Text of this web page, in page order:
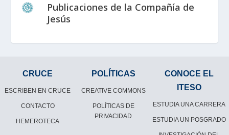
Publicaciones de la Compañía de
Jesús
CRUCE
ESCRIBEN EN CRUCE
CONTACTO
HEMEROTECA
POLÍTICAS
CREATIVE COMMONS
POLÍTICAS DE
PRIVACIDAD
CONOCE EL
ITESO
ESTUDIA UNA CARRERA
ESTUDIA UN POSGRADO